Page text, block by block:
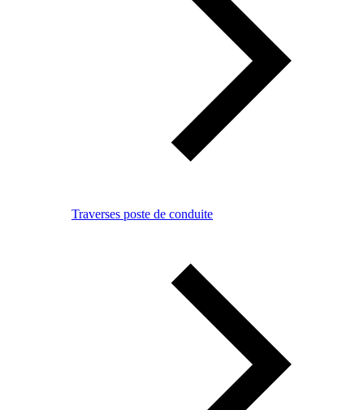
Traverses poste de conduite